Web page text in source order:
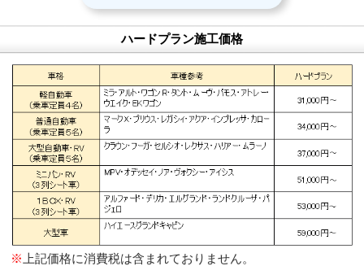
ハードプラン施工価格
※ 上記価格に消費税は含まれておりません。